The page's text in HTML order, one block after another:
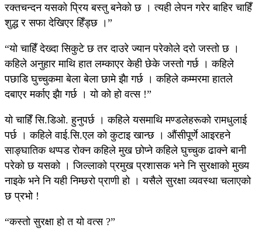
रक्तचन्दन यसको प्रिय बस्तु बनेको छ । त्यही लेपन गरेर बाहिर चाहिँ
शुद्ध र सफा देखिएर हिँड्छ ।”
“यो चाहिँ देख्दा सिकुटे छ तर दाउरे ज्यान परेकोले दरो जस्तो छ ।
कहिले अनुहार माथि हात लम्काएर केही छेके जस्तो गर्छ । कहिले
पछाडि घुच्चुकमा बेला बेला छामे झैा गर्छ । कहिले कम्मरमा हातले
दबाएर मर्काए झैा गर्छ । यो को हो वत्स !”
यो चाहिँ सि.डिओ. हुनुपर्छ । कहिले यसमाथि मण्डलेहरूको रामधुलाई
पर्छ । कहिले वाई.सि.एल को कुटाइ खान्छ । औंसीपूर्णे आइरहने
साङ्घातिक थप्पड रोक्न कहिले मुख छोप्ने कहिले घुच्चुक ढाक्ने बानी
परेको छ यसको । जिल्लाको प्रमुख प्रशासक भने नि सुरक्षाको मुख्य
नाइके भने नि यही निम्छरो प्राणी हो । यसैले सुरक्षा व्यवस्था चलाएको
छ प्रभो !
“कस्तो सुरक्षा हो त यो वत्स ?”